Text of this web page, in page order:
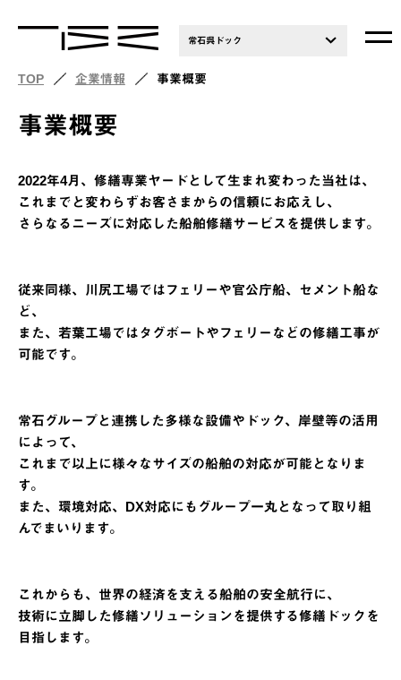
常石呉ドック
TOP 企業情報 事業概要
事業概要
2022年4月、修繕専業ヤードとして生まれ変わった当社は、
これまでと変わらずお客さまからの信頼にお応えし、
さらなるニーズに対応した船舶修繕サービスを提供します。
従来同様、川尻工場ではフェリーや官公庁船、セメント船な
ど、
また、若葉工場ではタグボートやフェリーなどの修繕工事が
可能です。
常石グループと連携した多様な設備やドック、岸壁等の活用
によって、
これまで以上に様々なサイズの船舶の対応が可能となりま
す。
また、環境対応、DX対応にもグループ一丸となって取り組
んでまいります。
これからも、世界の経済を支える船舶の安全航行に、
技術に立脚した修繕ソリューションを提供する修繕ドックを
目指します。